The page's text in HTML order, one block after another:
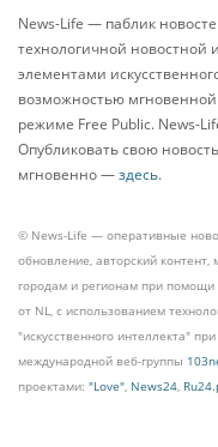
News-Life — паблик
технологичной
элементами
возможностью мгновенной
режиме Free Public. News-
Опубликовать свою
мгновенно —здесь.
© News-Life — оперативные
обновление, авторский
городам и регионам при
от NL, с использованием
"искусственного интеллекта"
международной веб-группы
проектами: "Love", News24,